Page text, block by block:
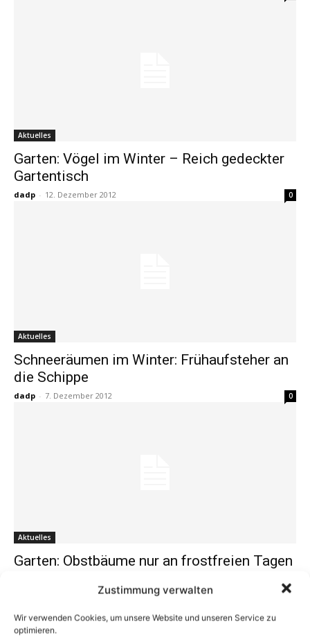
Zustimmung verwalten
Wir verwenden Cookies, um unsere Website und unseren Service zu
optimieren.
Aktuelles
Garten: Vögel im Winter – Reich gedeckter
Gartentisch
dadp - 12. Dezember 2012 0
Aktuelles
Schneeräumen im Winter: Frühaufsteher an
die Schippe
dadp - 7. Dezember 2012 0
Aktuelles
Garten: Obstbäume nur an frostfreien Tagen
Stamm des Baums
dadp - 7. Dezember 2012